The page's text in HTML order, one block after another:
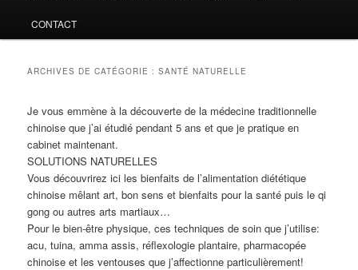
CONTACT
ARCHIVES DE CATÉGORIE :SANTÉ NATURELLE
Je vous emmène à la découverte de la médecine traditionnelle
chinoise que j’ai étudié pendant 5 ans et que je pratique en
cabinet maintenant.
SOLUTIONS NATURELLES
Vous découvrirez ici les bienfaits de l’alimentation diététique
chinoise mêlant art, bon sens et bienfaits pour la santé puis le qi
gong ou autres arts martiaux…
Pour le bien-être physique, ces techniques de soin que j’utilise:
acu, tuina, amma assis, réflexologie plantaire, pharmacopée
chinoise et les ventouses que j’affectionne particulièrement!